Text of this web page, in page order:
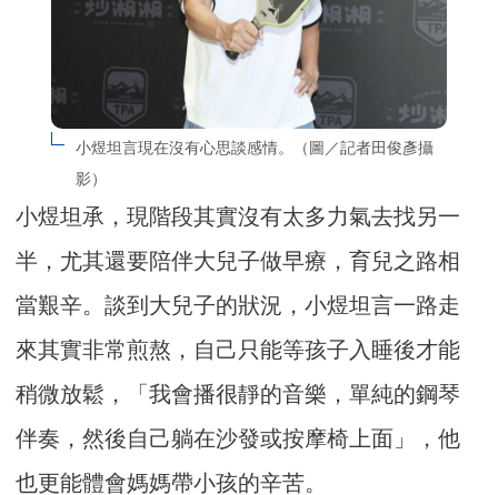
小煜坦言現在沒有心思談感情。（圖／記者田俊彥攝
影）
小煜坦承，現階段其實沒有太多力氣去找另一
半，尤其還要陪伴大兒子做早療，育兒之路相
當艱辛。談到大兒子的狀況，小煜坦言一路走
來其實非常煎熬，自己只能等孩子入睡後才能
稍微放鬆，「我會播很靜的音樂，單純的鋼琴
伴奏，然後自己躺在沙發或按摩椅上面」，他
也更能體會媽媽帶小孩的辛苦。